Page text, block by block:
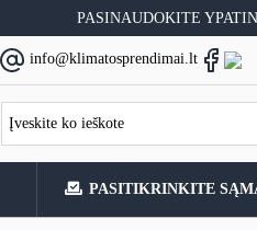
PASINAUDOKITE
info@klimatosprendimai.lt
PASITIKRINKITE